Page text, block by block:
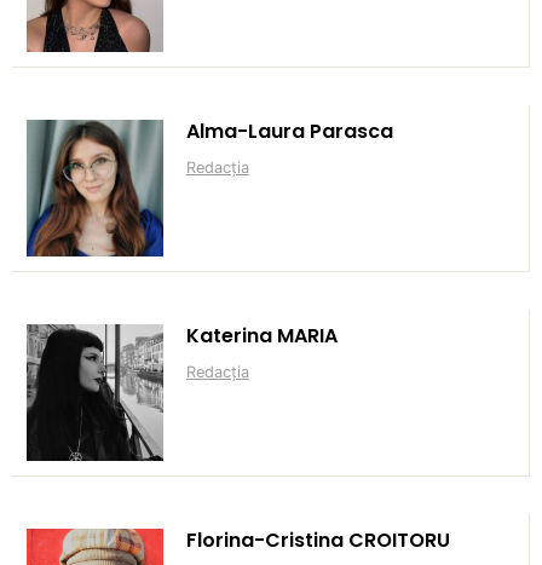
Alma-Laura Parasca
Redacția
Katerina MARIA
Redacția
Florina-Cristina CROITORU